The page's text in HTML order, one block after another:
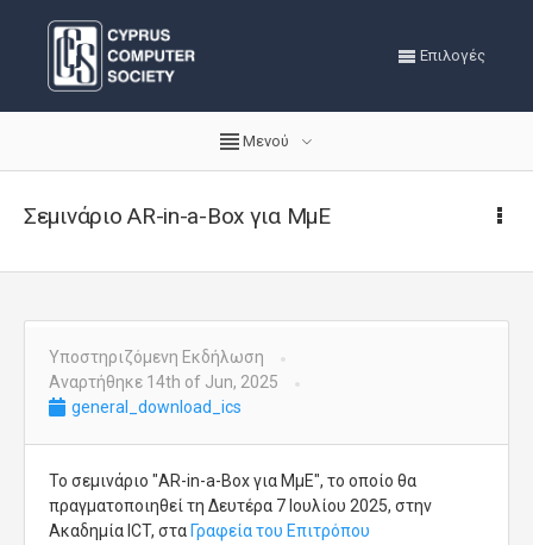
Επιλογές
Μενού
Σεμινάριο AR-in-a-Box για ΜμΕ
Υποστηριζόμενη Εκδήλωση
Αναρτήθηκε 14th of Jun, 2025
general_download_ics
Το σεμινάριο "AR-in-a-Box για ΜμΕ", το οποίο θα
πραγματοποιηθεί τη Δευτέρα 7 Ιουλίου 2025, στην
Ακαδημία ICT, στα Γραφεία του Επιτρόπου